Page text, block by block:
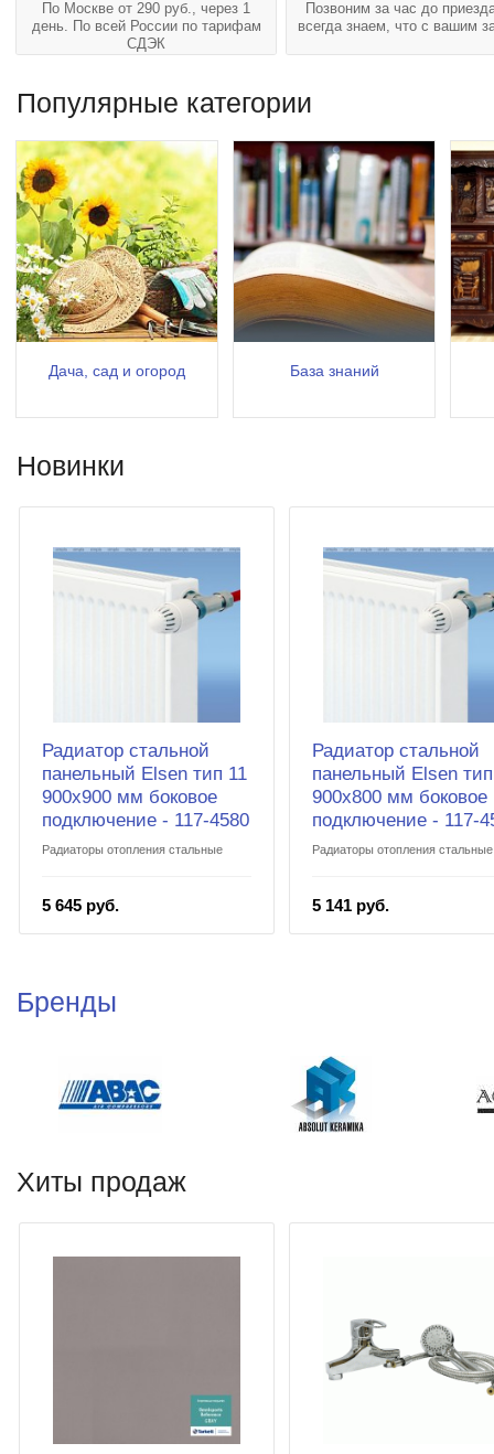
По Москве от 290 руб., через 1
день. По всей России по тарифам
СДЭК
Позвоним за час до
всегда знаем, что с вашим
Популярные категории
Дача, сад и огород База знаний
Новинки
Радиатор стальной
панельный Elsen тип 11
900х900 мм боковое
подключение - 117-4580
Радиаторы отопления стальные
5 645 руб.
Радиатор стальной
панельный Elsen
900х800 мм боковое
подключение - 117-
Радиаторы отопления стальные
5 141 руб.
Бренды
Хиты продаж